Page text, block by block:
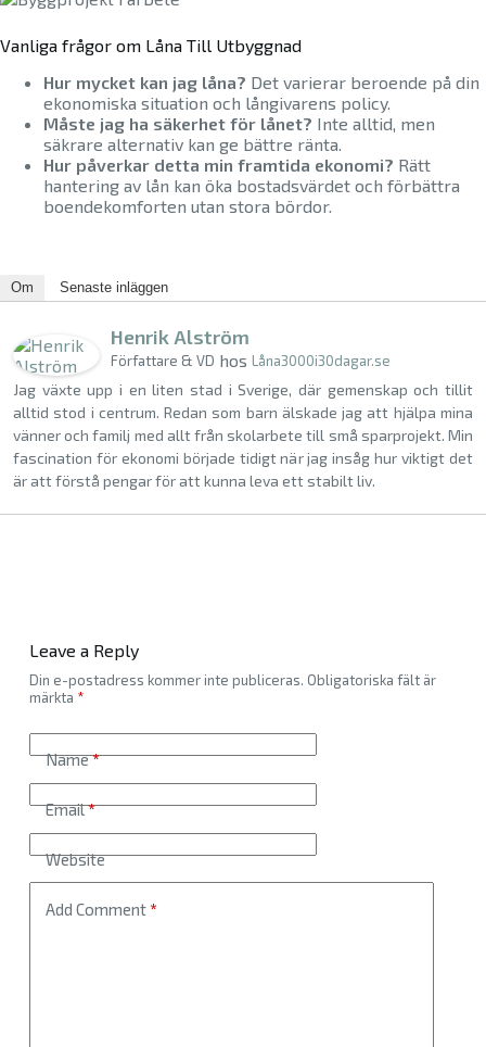
Vanliga frågor om Låna Till Utbyggnad
Hur mycket kan jag låna? Det varierar beroende på din
ekonomiska situation och långivarens policy.
Måste jag ha säkerhet för lånet? Inte alltid, men
säkrare alternativ kan ge bättre ränta.
Hur påverkar detta min framtida ekonomi? Rätt
hantering av lån kan öka bostadsvärdet och förbättra
boendekomforten utan stora bördor.
Om Senaste inläggen
Henrik Alström
Författare & VD hos Låna3000i30dagar.se
Jag växte upp i en liten stad i Sverige, där gemenskap och tillit
alltid stod i centrum. Redan som barn älskade jag att hjälpa mina
vänner och familj med allt från skolarbete till små sparprojekt. Min
fascination för ekonomi började tidigt när jag insåg hur viktigt det
är att förstå pengar för att kunna leva ett stabilt liv.
Leave a Reply
Din e-postadress kommer inte publiceras. Obligatoriska fält är
märkta *
Name*
Email*
Website
Add Comment*